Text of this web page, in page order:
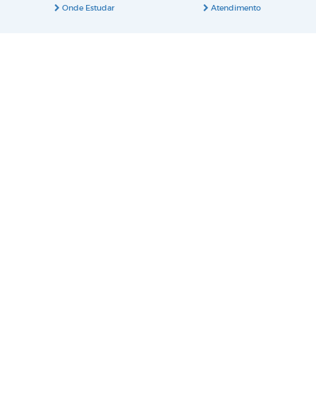
Onde Estudar Atendimento